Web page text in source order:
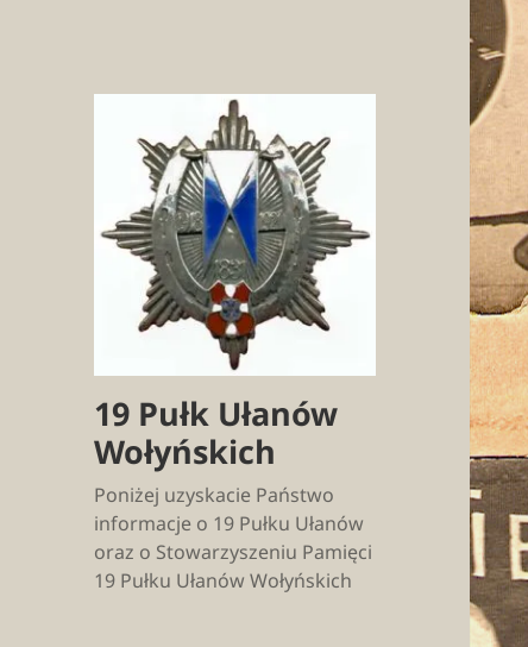
19 Pułk Ułanów
Wołyńskich
Poniżej uzyskacie Państwo
informacje o 19 Pułku Ułanów
oraz o Stowarzyszeniu Pamięci
19 Pułku Ułanów Wołyńskich